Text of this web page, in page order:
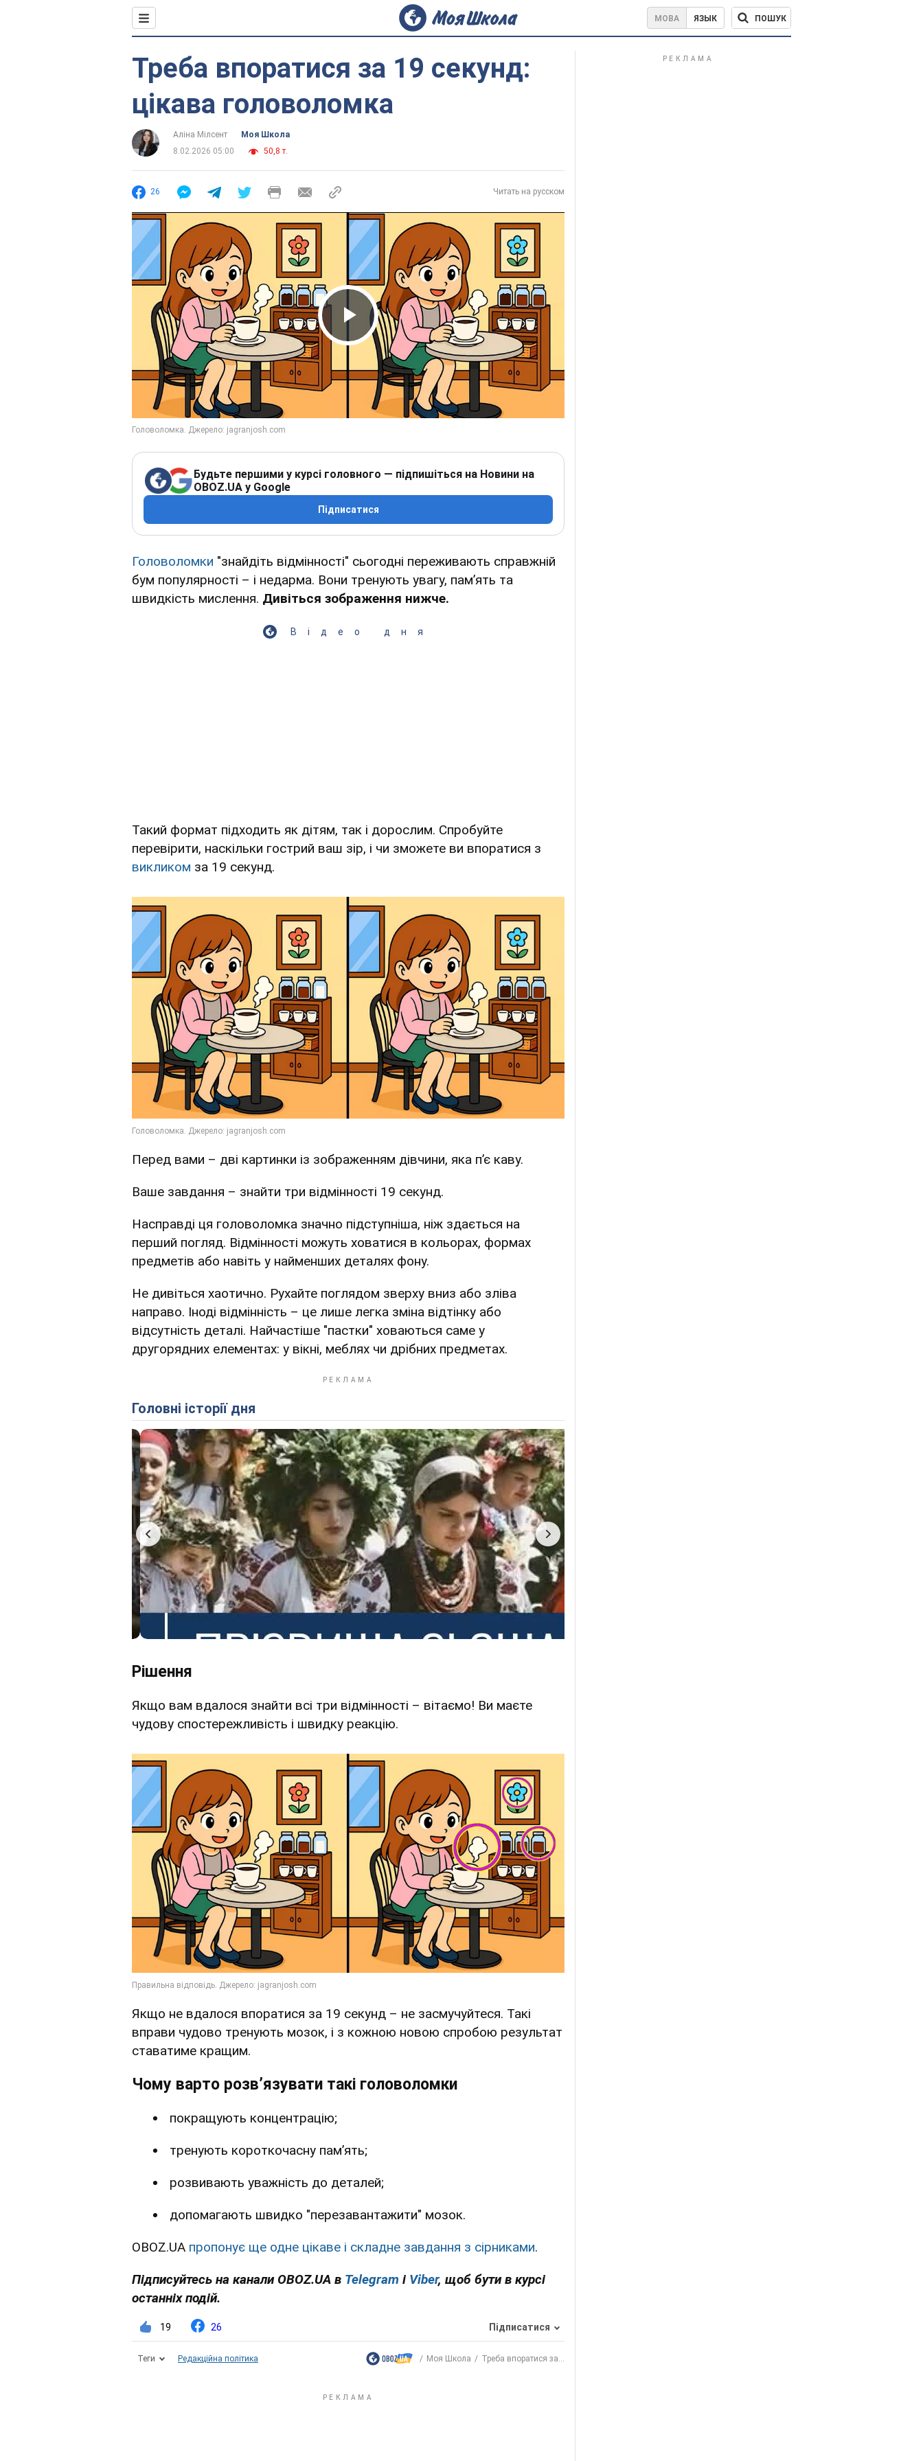
МОВА ЯЗЫК ПОШУК
Треба впоратися за 19 секунд:
цікава головоломка
Аліна Мілсент
Моя Школа
8.02.2026 05:00
50,8 т.
26 Читать на русском
Play Video
Будьте першими у курсі головного — підпишіться на Новини на
OBOZ.UA у Google
Підписатися
Головоломки "знайдіть відмінності" сьогодні переживають справжній
бум популярності – і недарма. Вони тренують увагу, пам’ять та
швидкість мислення. Дивіться зображення нижче.
Відео дня
Такий формат підходить як дітям, так і дорослим. Спробуйте
перевірити, наскільки гострий ваш зір, і чи зможете ви впоратися з
викликом за 19 секунд.
Перед вами – дві картинки із зображенням дівчини, яка п’є каву.
Ваше завдання – знайти три відмінності 19 секунд.
Насправді ця головоломка значно підступніша, ніж здається на
перший погляд. Відмінності можуть ховатися в кольорах, формах
предметів або навіть у найменших деталях фону.
Не дивіться хаотично. Рухайте поглядом зверху вниз або зліва
направо. Іноді відмінність – це лише легка зміна відтінку або
відсутність деталі. Найчастіше "пастки" ховаються саме у
другорядних елементах: у вікні, меблях чи дрібних предметах.
Головні історії дня
Рішення
Якщо вам вдалося знайти всі три відмінності – вітаємо! Ви маєте
чудову спостережливість і швидку реакцію.
Якщо не вдалося впоратися за 19 секунд – не засмучуйтеся. Такі
вправи чудово тренують мозок, і з кожною новою спробою результат
ставатиме кращим.
Чому варто розв’язувати такі головоломки
покращують концентрацію;
тренують короткочасну пам’ять;
розвивають уважність до деталей;
допомагають швидко "перезавантажити" мозок.
OBOZ.UA пропонує ще одне цікаве і складне завдання з сірниками.
Підписуйтесь на канали OBOZ.UA в Telegram і Viber, щоб бути в курсі
останніх подій.
19 26 Підписатися
Теги Редакційна політика Моя Школа Треба впоратися за...